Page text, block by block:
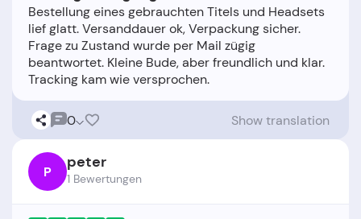
Bestellung eines gebrauchten Titels und Headsets
lief glatt. Versanddauer ok, Verpackung sicher.
Frage zu Zustand wurde per Mail zügig
beantwortet. Kleine Bude, aber freundlich und klar.
0 Show translation
P peter
1 Bewertungen